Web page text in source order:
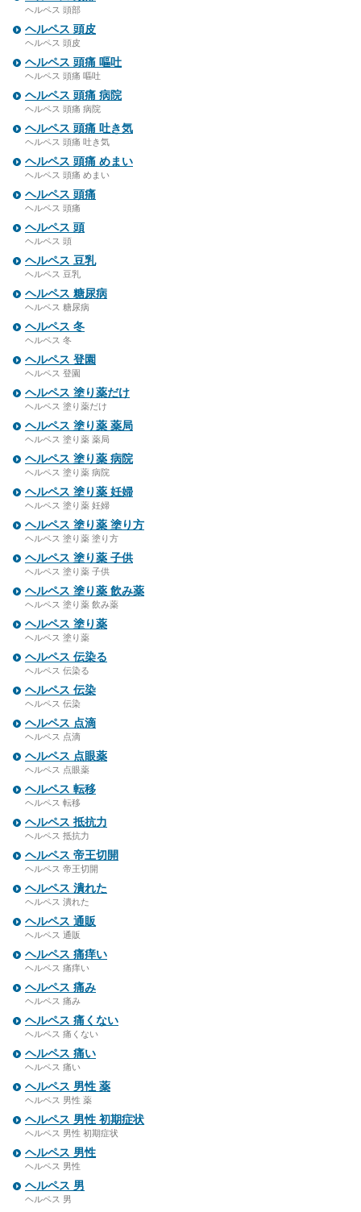
ヘルペス 頭部
ヘルペス 頭皮
ヘルペス 頭皮
ヘルペス 頭痛 嘔吐
ヘルペス 頭痛 嘔吐
ヘルペス 頭痛 病院
ヘルペス 頭痛 病院
ヘルペス 頭痛 吐き気
ヘルペス 頭痛 吐き気
ヘルペス 頭痛 めまい
ヘルペス 頭痛 めまい
ヘルペス 頭痛
ヘルペス 頭痛
ヘルペス 頭
ヘルペス 頭
ヘルペス 豆乳
ヘルペス 豆乳
ヘルペス 糖尿病
ヘルペス 糖尿病
ヘルペス 冬
ヘルペス 冬
ヘルペス 登園
ヘルペス 登園
ヘルペス 塗り薬だけ
ヘルペス 塗り薬だけ
ヘルペス 塗り薬 薬局
ヘルペス 塗り薬 薬局
ヘルペス 塗り薬 病院
ヘルペス 塗り薬 病院
ヘルペス 塗り薬 妊婦
ヘルペス 塗り薬 妊婦
ヘルペス 塗り薬 塗り方
ヘルペス 塗り薬 塗り方
ヘルペス 塗り薬 子供
ヘルペス 塗り薬 子供
ヘルペス 塗り薬 飲み薬
ヘルペス 塗り薬 飲み薬
ヘルペス 塗り薬
ヘルペス 塗り薬
ヘルペス 伝染る
ヘルペス 伝染る
ヘルペス 伝染
ヘルペス 伝染
ヘルペス 点滴
ヘルペス 点滴
ヘルペス 点眼薬
ヘルペス 点眼薬
ヘルペス 転移
ヘルペス 転移
ヘルペス 抵抗力
ヘルペス 抵抗力
ヘルペス 帝王切開
ヘルペス 帝王切開
ヘルペス 潰れた
ヘルペス 潰れた
ヘルペス 通販
ヘルペス 通販
ヘルペス 痛痒い
ヘルペス 痛痒い
ヘルペス 痛み
ヘルペス 痛み
ヘルペス 痛くない
ヘルペス 痛くない
ヘルペス 痛い
ヘルペス 痛い
ヘルペス 男性 薬
ヘルペス 男性 薬
ヘルペス 男性 初期症状
ヘルペス 男性 初期症状
ヘルペス 男性
ヘルペス 男性
ヘルペス 男
ヘルペス 男